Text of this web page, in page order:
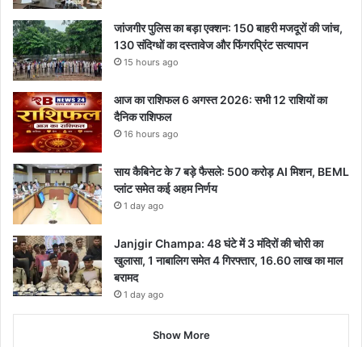
जांजगीर पुलिस का बड़ा एक्शन: 150 बाहरी मजदूरों की जांच,
130 संदिग्धों का दस्तावेज और फिंगरप्रिंट सत्यापन
15 hours ago
आज का राशिफल 6 अगस्त 2026: सभी 12 राशियों का
दैनिक राशिफल
16 hours ago
साय कैबिनेट के 7 बड़े फैसले: 500 करोड़ AI मिशन, BEML
प्लांट समेत कई अहम निर्णय
1 day ago
Janjgir Champa: 48 घंटे में 3 मंदिरों की चोरी का
खुलासा, 1 नाबालिग समेत 4 गिरफ्तार, 16.60 लाख का माल
बरामद
1 day ago
Show More